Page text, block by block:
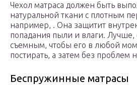
Чехол матраса должен быть
натуральной ткани с плотным
например, . Она защитит
попадания пыли и влаги. Лучше,
съемным, чтобы его в любой
постирать, а затем без проблем
Беспружинные матрасы